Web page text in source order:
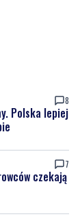
8
Polska lepiej
7
czekają